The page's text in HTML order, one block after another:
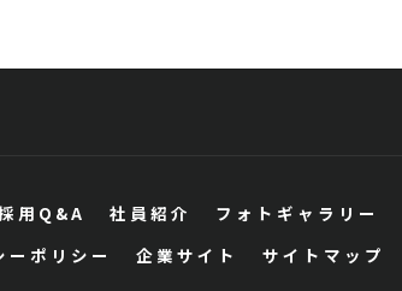
用Q&A 社員紹介 フォトギャラリー
ーポリシー 企業サイト サイトマップ